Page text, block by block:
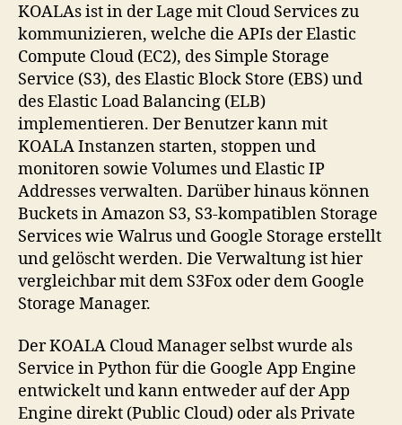
KOALAs ist in der Lage mit Cloud Services zu
kommunizieren, welche die APIs der Elastic
Compute Cloud (EC2), des Simple Storage
Service (S3), des Elastic Block Store (EBS) und
des Elastic Load Balancing (ELB)
implementieren. Der Benutzer kann mit
KOALA Instanzen starten, stoppen und
monitoren sowie Volumes und Elastic IP
Addresses verwalten. Darüber hinaus können
Buckets in Amazon S3, S3-kompatiblen Storage
Services wie Walrus und Google Storage erstellt
und gelöscht werden. Die Verwaltung ist hier
vergleichbar mit dem S3Fox oder dem Google
Storage Manager.
Der KOALA Cloud Manager selbst wurde als
Service in Python für die Google App Engine
entwickelt und kann entweder auf der App
Engine direkt (Public Cloud) oder als Private